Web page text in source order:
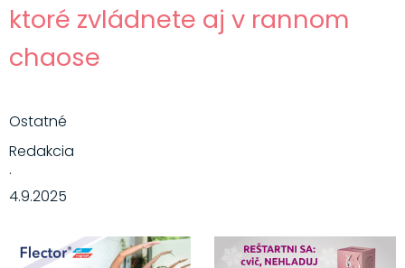
ktoré zvládnete aj v rannom
chaose
Ostatné
Redakcia
·
4.9.2025